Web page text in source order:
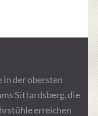
in der obersten
Sittardsberg, die
erreichen